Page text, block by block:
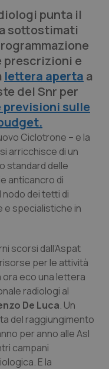
punta il
sottostimati
prescrizioni e
lettera aperta a
del Snr per
previsioni sulle
Ciclotrone – e la
arricchisce di un
standard delle
anticancro di
nodo dei tetti di
e specialistiche in
scorsi dall’Aspat
per le attività
ora eco una lettera
radiologi al
De Luca. Un
del raggiungimento
per anno alle Asl
campani
E la